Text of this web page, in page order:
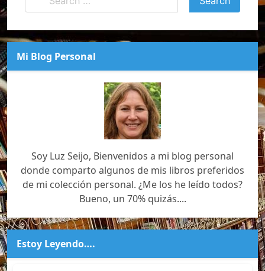
Mi Blog Personal
Soy Luz Seijo, Bienvenidos a mi blog personal
donde comparto algunos de mis libros preferidos
de mi colección personal. ¿Me los he leído todos?
Bueno, un 70% quizás....
Estoy Leyendo….